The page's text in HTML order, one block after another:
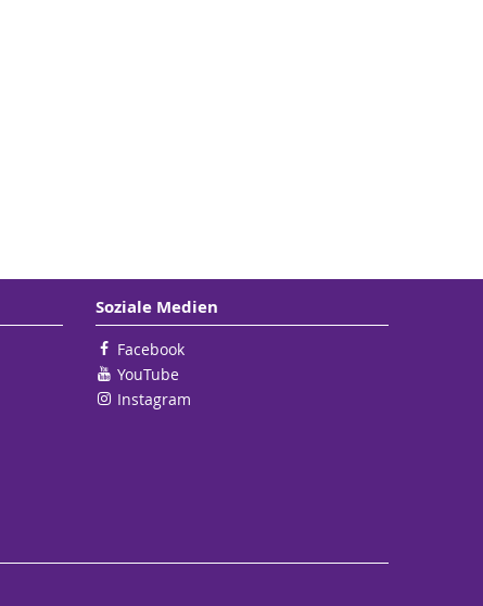
Soziale Medien
Facebook
YouTube
Instagram